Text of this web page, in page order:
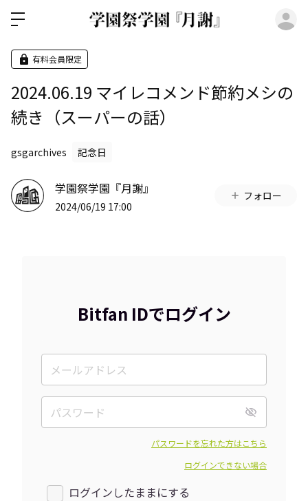
有料会員限定
2024.06.19 マイレコメンド節約メシの
続き（スーパーの話）
gsgarchives 記念日
学園祭学園『月謝』
2024/06/19 17:00
フォロー
Bitfan IDでログイン
パスワードを忘れた方はこちら
ログインできない場合
ログインしたままにする